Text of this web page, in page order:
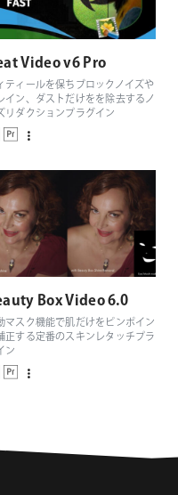
Video v6 Pro
ティールを保ちブロックノイズや
イン、ダストだけをを除去するノ
リダクションプラグイン
Box Video 6.0
マスク機能で肌だけをピンポイン
正する定番のスキンレタッチプラ
ン